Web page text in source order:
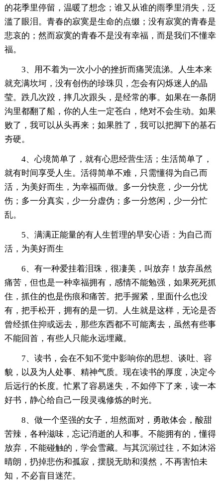
的花季里停留，温暖了想念；谁又从谁的雨季里消失，泛
滥了眼泪。青春的寂寞是生命的点缀；没有寂寞的青春是
悲哀的；然而寂寞的青春不是没有幸福，而是我们不懂幸
福。
3、用不着为一次小小的挫折而痛哭流涕。人生本来
就充满坎坷，没有创伤的珍珠贝，怎会有闪烁迷人的晶
莹。跌几次跤，摔几次跟头，是经常的事。如果在一条阴
沟里都翻了船，你的人生一定苍白，绝对不会生动。如果
败了，我可以从头再来；如果胜了，我可以把脚下的基石
夯硬。
4、心境简单了，就有心思经营生活；生活简单了，
就有时间享受人生。活得简单不难，只需懂得为自己而
活，为美好而生，为幸福而做。多一分快意，少一分忧
伤；多一分真实，少一分虚伪；多一分悠闲，少一分忙
乱。
5、满满正能量的有人生哲理的早安心语：为自己而
活，为美好而生
6、有一种爱挂着泪珠，很凄美，叫放弃！放弃虽然
痛苦，但也是一种幸福拥有，感情不能勉强，如果死死抓
住，抓住的也是伤痕和痛苦。把手握紧，里面什么也没
有，把手松开，拥有的是一切。人生就是这样，无论是否
曾经抓住抑或远去，那些东西都不可能离去，虽然有些事
不能回首，有些人只能永远埋藏。
7、读书，会在不知不觉中影响你的思想、谈吐、容
貌，以及为人处事、精神气质。现在读书的厚度，决定今
后远行的长度。忙累了容易迷失，不如停下了来，读一本
好书，静心给自己一段灵魂修炼的时光。
8、做一个坚强的女子，坦然面对，勇敢体会，酸甜
苦辣，各种滋味，忘记消逝的人和事。不能拥有的，懂得
放弃，不能碰触的，学会雪藏。与其沉溺过往，不如沐浴
晴朗，扔掉悲伤和孤寂，摆脱无助和漠然，不再害怕未
知，不必盲目迷茫。